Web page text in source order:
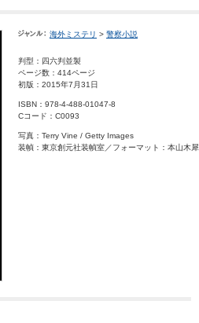
海外ミステリ > 警察小説
判型：四六判並製
ページ数：414ページ
初版：2015年7月31日
ISBN：978-4-488-01047-8
Cコード：C0093
写真：Terry Vine / Getty Images
装幀：東京創元社装幀室／フォーマット：本山木犀